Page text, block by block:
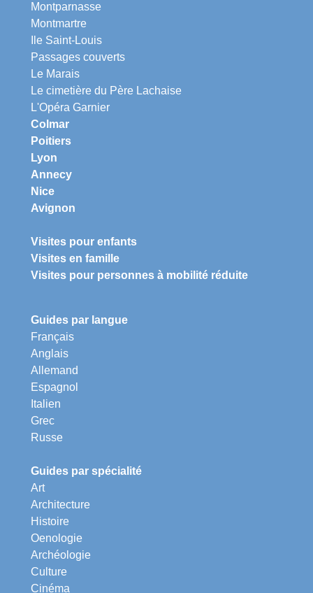
Montparnasse
Montmartre
Ile Saint-Louis
Passages couverts
Le Marais
Le cimetière du Père Lachaise
L'Opéra Garnier
Colmar
Poitiers
Lyon
Annecy
Nice
Avignon
Visites pour enfants
Visites en famille
Visites pour personnes à mobilité réduite
Guides par langue
Français
Anglais
Allemand
Espagnol
Italien
Grec
Russe
Guides par spécialité
Art
Architecture
Histoire
Oenologie
Archéologie
Culture
Cinéma